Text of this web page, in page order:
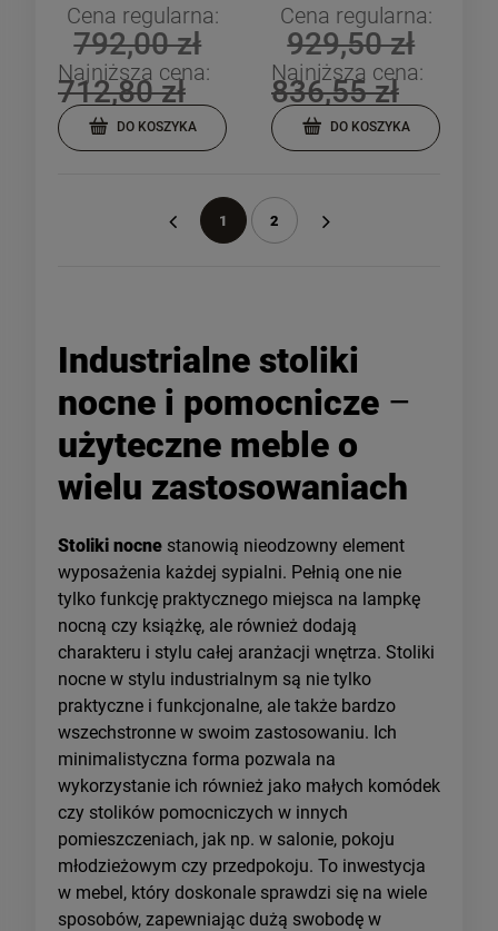
Cena regularna:
792,00 zł
Najniższa cena:
712,80 zł
DO KOSZYKA
Cena regularna:
929,50 zł
Najniższa cena:
836,55 zł
DO KOSZYKA
1 2
Industrialne stoliki
nocne i pomocnicze –
użyteczne meble o
wielu zastosowaniach
Stoliki nocne stanowią nieodzowny element
wyposażenia każdej sypialni. Pełnią one nie
tylko funkcję praktycznego miejsca na lampkę
nocną czy książkę, ale również dodają
charakteru i stylu całej aranżacji wnętrza. Stoliki
nocne w stylu industrialnym są nie tylko
praktyczne i funkcjonalne, ale także bardzo
wszechstronne w swoim zastosowaniu. Ich
minimalistyczna forma pozwala na
wykorzystanie ich również jako małych komódek
czy stolików pomocniczych w innych
pomieszczeniach, jak np. w salonie, pokoju
młodzieżowym czy przedpokoju. To inwestycja
w mebel, który doskonale sprawdzi się na wiele
sposobów, zapewniając dużą swobodę w